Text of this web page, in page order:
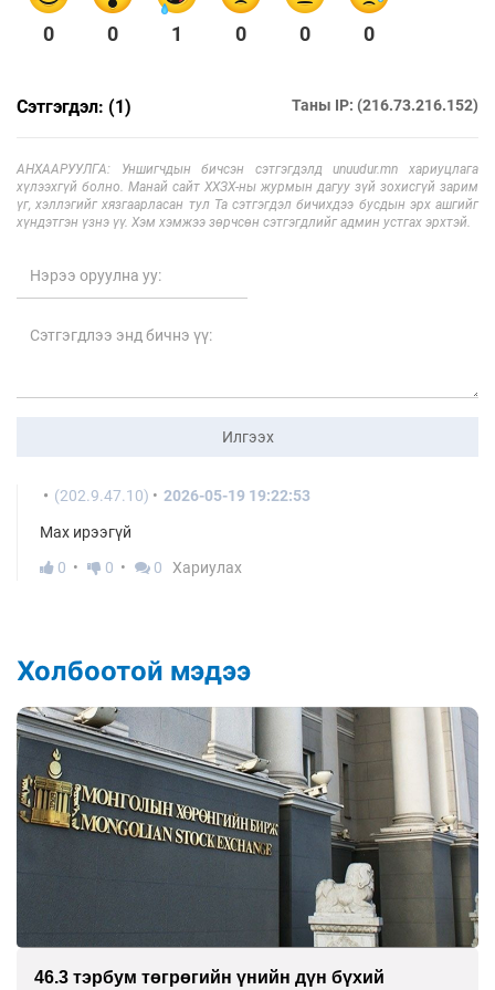
0 0 1 0 0 0
Сэтгэгдэл: (1) Таны IP: (216.73.216.152)
АНХААРУУЛГА: Уншигчдын бичсэн сэтгэгдэлд unuudur.mn хариуцлага
хүлээхгүй болно. Манай сайт ХХЗХ-ны журмын дагуу зүй зохисгүй зарим
үг, хэллэгийг хязгаарласан тул Та сэтгэгдэл бичихдээ бусдын эрх ашгийг
хүндэтгэн үзнэ үү. Хэм хэмжээ зөрчсөн сэтгэгдлийг админ устгах эрхтэй.
Илгээх
(202.9.47.10) 2026-05-19 19:22:53
Мах ирээгүй
0
0 0 Хариулах
Холбоотой мэдээ
46.3 тэрбум төгрөгийн үнийн дүн бүхий